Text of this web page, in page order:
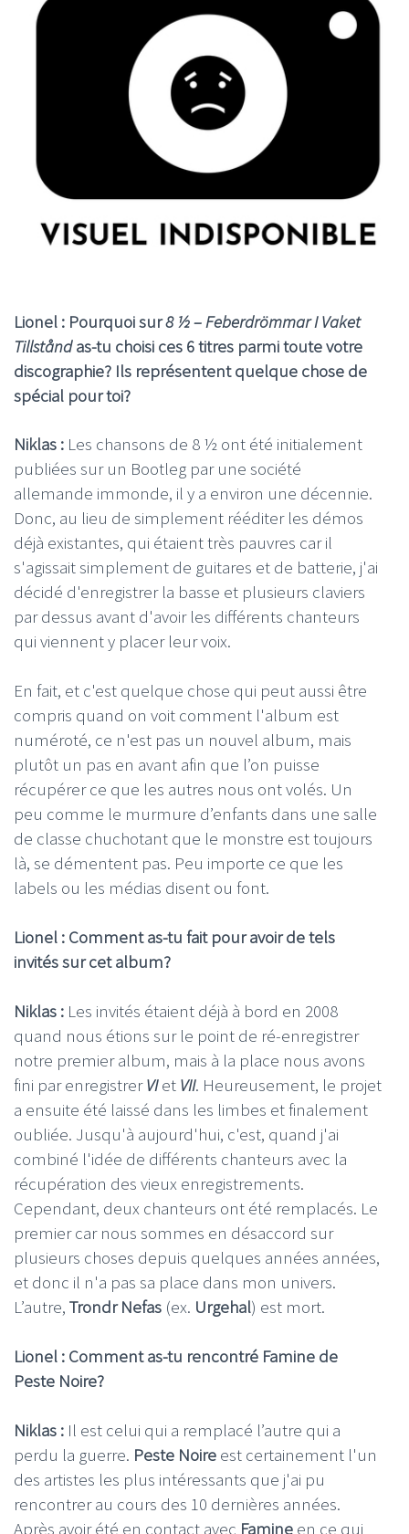
Lionel : Pourquoi sur8 ½ – Feberdrömmar I Vaket
Tillståndas-tu choisi ces 6 titres parmi toute votre
discographie? Ils représentent quelque chose de
spécial pour toi?
Niklas : Les chansons de 8 ½ ont été initialement
publiées sur un Bootleg par une société
allemande immonde, il y a environ une décennie.
Donc, au lieu de simplement rééditer les démos
déjà existantes, qui étaient très pauvres car il
s'agissait simplement de guitares et de batterie, j'ai
décidé d'enregistrer la basse et plusieurs claviers
par dessus avant d'avoir les différents chanteurs
qui viennent y placer leur voix.
En fait, et c'est quelque chose qui peut aussi être
compris quand on voit comment l'album est
numéroté, ce n'est pas un nouvel album, mais
plutôt un pas en avant afin que l’on puisse
récupérer ce que les autres nous ont volés. Un
peu comme le murmure d’enfants dans une salle
de classe chuchotant que le monstre est toujours
là, se démentent pas. Peu importe ce que les
labels ou les médias disent ou font.
Lionel : Comment as-tu fait pour avoir de tels
invités sur cet album?
Niklas : Les invités étaient déjà à bord en 2008
quand nous étions sur le point de ré-enregistrer
notre premier album, mais à la place nous avons
fini par enregistrerVIet VII. Heureusement, le projet
a ensuite été laissé dans les limbes et finalement
oubliée. Jusqu'à aujourd'hui, c'est, quand j'ai
combiné l'idée de différents chanteurs avec la
récupération des vieux enregistrements.
Cependant, deux chanteurs ont été remplacés. Le
premier car nous sommes en désaccord sur
plusieurs choses depuis quelques années années,
et donc il n'a pas sa place dans mon univers.
L’autre, Trondr Nefas (ex. Urgehal) est mort.
Lionel : Comment as-tu rencontré Famine de
Peste Noire?
Niklas : Il est celui qui a remplacé l’autre qui a
perdu la guerre. Peste Noire est certainement l'un
des artistes les plus intéressants que j'ai pu
rencontrer au cours des 10 dernières années.
Après avoir été en contact avec Famine en ce qui